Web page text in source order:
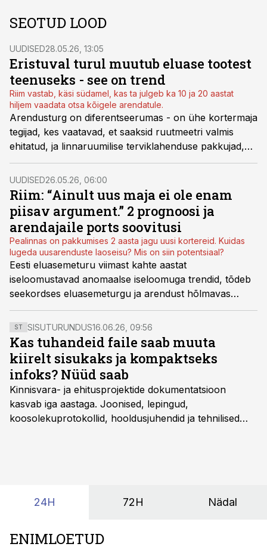
SEOTUD LOOD
UUDISED28.05.26, 13:05
Eristuval turul muutub eluase tootest
teenuseks - see on trend
Riim vastab, käsi südamel, kas ta julgeb ka 10 ja 20 aastat
hiljem vaadata otsa kõigele arendatule.
Arendusturg on diferentseerumas - on ühe kortermaja
tegijad, kes vaatavad, et saaksid ruutmeetri valmis
ehitatud, ja linnaruumilise terviklahenduse pakkujad,
osutas Arco Vara värske tegevjuht Rait Riim saates
“Kinnisvaratund.”
UUDISED26.05.26, 06:00
Riim: “Ainult uus maja ei ole enam
piisav argument.” 2 prognoosi ja
arendajaile ports soovitusi
Pealinnas on pakkumises 2 aasta jagu uusi kortereid. Kuidas
lugeda uusarenduste laoseisu? Mis on siin potentsiaal?
Eesti eluasemeturu viimast kahte aastat
iseloomustavad anomaalse iseloomuga trendid, tõdeb
seekordses eluasemeturgu ja arendust hõlmavas
eriintervjuus Arco Vara tegevjuht Rait Riim. Mis toob
käesoleval aastal müügiedu? Uuri järele.
ST SISUTURUNDUS16.06.26, 09:56
Kas tuhandeid faile saab muuta
kiirelt sisukaks ja kompaktseks
infoks? Nüüd saab
Kinnisvara- ja ehitusprojektide dokumentatsioon
kasvab iga aastaga. Joonised, lepingud,
koosolekuprotokollid, hooldusjuhendid ja tehnilised
24H 72H Nädal
ENIMLOETUD